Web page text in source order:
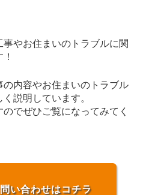
やお住まいのトラブルに関
内容やお住まいのトラブル
説明しています。
でぜひご覧になってみてく
い合わせはコチラ